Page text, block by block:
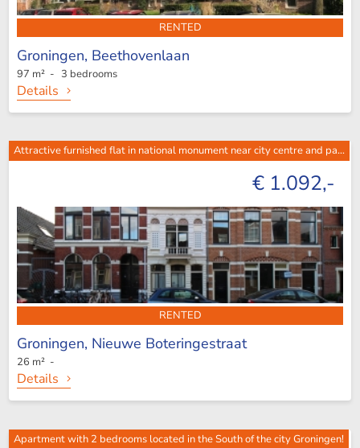
RENTED
Groningen, Beethovenlaan
97 m² - 3 bedrooms
Details
Attractive furnished flat in national monument near city centre and pa...
€ 1.092,-
RENTED
Groningen, Nieuwe Boteringestraat
26 m² -
Details
Apartment with 2 bedrooms located in the South of the city Groningen!